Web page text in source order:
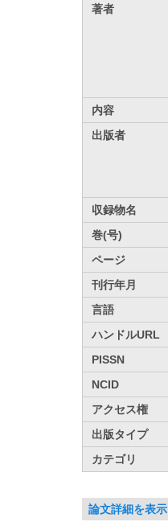
著者
内容
出版者
収録物名
巻(号)
ページ
刊行年月
言語
ハンドルURL
PISSN
NCID
アクセス権
出版タイプ
カテゴリ
論文詳細を表示